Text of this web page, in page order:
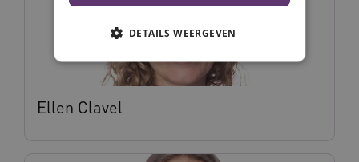
Ellen Clavel
DETAILS WEERGEVEN
ervoor dat de website werkt. Deze cookies